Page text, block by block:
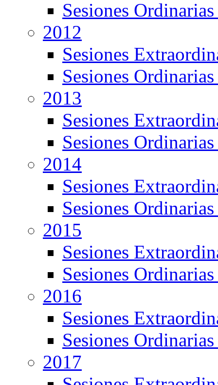
Sesiones
2012
Sesiones
Sesiones
2013
Sesiones
Sesiones
2014
Sesiones
Sesiones
2015
Sesiones
Sesiones
2016
Sesiones
Sesiones
2017